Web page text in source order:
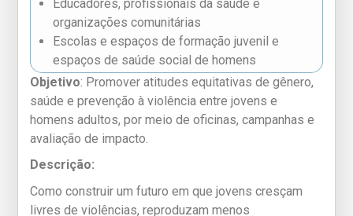
Educadores, profissionais da saúde e
organizações comunitárias
Escolas e espaços de formação juvenil e
espaços de saúde social de homens
Objetivo: Promover atitudes equitativas de gênero,
saúde e prevenção à violência entre jovens e
homens adultos, por meio de oficinas, campanhas e
avaliação de impacto.
Descrição:
Como construir um futuro em que jovens cresçam
livres de violências, reproduzam menos